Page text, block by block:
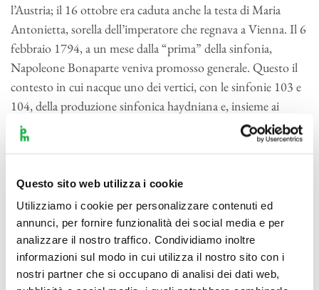
Questo sito web utilizza i cookie
Utilizziamo i cookie per personalizzare contenuti ed
annunci, per fornire funzionalità dei social media e per
analizzare il nostro traffico. Condividiamo inoltre
informazioni sul modo in cui utilizza il nostro sito con i
nostri partner che si occupano di analisi dei dati web,
l’Austria; il 16 ottobre era caduta anche la testa di Maria
Antonietta, sorella dell’imperatore che regnava a Vienna. Il 6
febbraio 1794, a un mese dalla “prima” della sinfonia,
Napoleone Bonaparte veniva promosso generale. Questo il
contesto in cui nacque uno dei vertici, con le sinfonie 103 e
104, della produzione sinfonica haydniana e, insieme ai
capolavori mozartiani del 1788, di un secolo intero. Il titolo
deriva dal meccanismo che inaugura l’Andante, il ticchettio
fagotti in staccato, sovrastato da una melodia elementare:
ingredienti d’un movimento che andrà valutato, come tutta
la sinfonia, per il suo valore più profondo, come un prodigio
di costruzione formale sofistica e strumentazione. Elementi
che non sfuggirono al giovane Beethoven, giunto a Vienna
l’anno prima. Si presti attenzione, nelle peripezie d’un